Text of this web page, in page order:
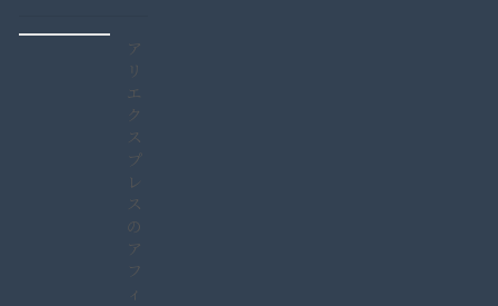
ア
リ
エ
ク
ス
プ
レ
ス
の
ア
フ
ィ